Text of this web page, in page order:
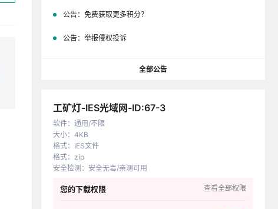
公告： 免费获取更多积分？
公告： 举报侵权投诉
全部公告
工矿灯-IES光域网-ID:67-3
软件： 通用/不限
大小： 4KB
格式： IES文件
格式： zip
安全检测 ： 安全无毒/亲测可用
您的下载权限 查看全部权限